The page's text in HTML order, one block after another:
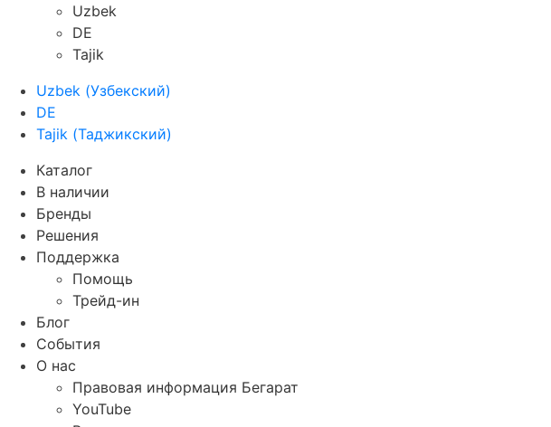
Uzbek
DE
Tajik
Uzbek (Узбекский)
DE
Tajik (Таджикский)
Каталог
В наличии
Бренды
Решения
Поддержка
Помощь
Трейд-ин
Блог
События
О нас
Правовая информация Бегарат
YouTube